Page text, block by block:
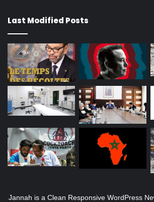
Last Modified Posts
Jannah is a Clean Responsive WordPress